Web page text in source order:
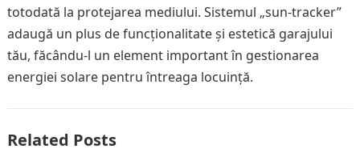
totodată la protejarea mediului. Sistemul „sun-tracker”
adaugă un plus de funcționalitate și estetică garajului
tău, făcându-l un element important în gestionarea
energiei solare pentru întreaga locuință.
Related Posts